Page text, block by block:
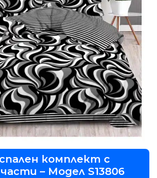
комплект с
– Модел S13806